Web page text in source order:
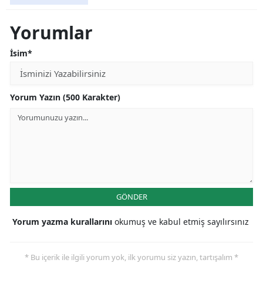
Yorumlar
İsim*
Yorum Yazın (500 Karakter)
GÖNDER
Yorum yazma kurallarını okumuş ve kabul etmiş sayılırsınız
* Bu içerik ile ilgili yorum yok, ilk yorumu siz yazın, tartışalım *